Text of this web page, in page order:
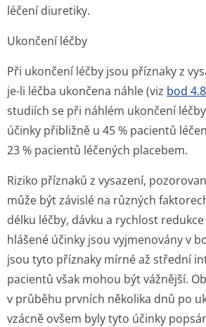
léčení diuretiky.
Ukončení léčby
Při ukončení léčby jsou příznaky z
je-li léčba ukončena náhle (viz bod 4.8
studiích se při náhlém ukončení
účinky přibližně u 45 % pacientů
23 % pacientů léčených placebem.
Riziko příznaků z vysazení,
může být závislé na různých
délku léčby, dávku a rychlost
hlášené účinky jsou vyjmenovány v
jsou tyto příznaky mírné až střední
pacientů však mohou být vážnější.
v průběhu prvních několika dnů po
vzácně ovšem byly tyto účinky